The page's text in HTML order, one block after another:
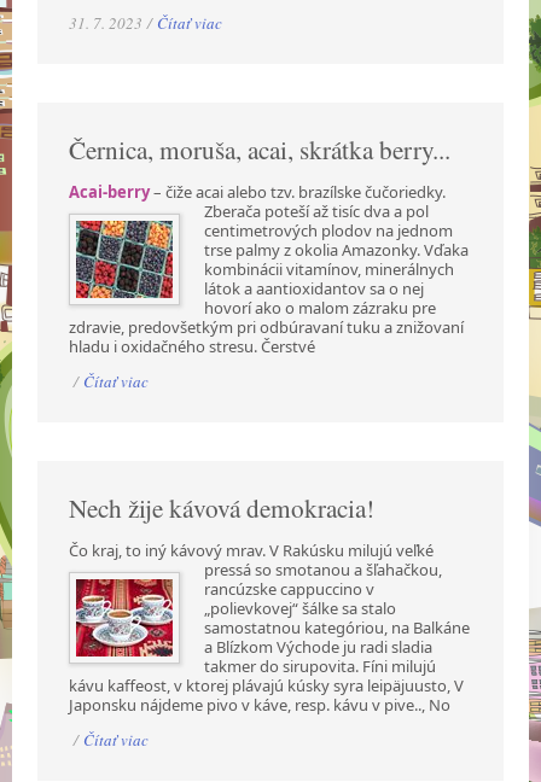
31. 7. 2023 / Čítať viac
Černica, moruša, acai, skrátka berry...
Acai-berry– čiže acai alebo tzv. brazílske čučoriedky.
Zberača poteší až tisíc dva a pol
centimetrových plodov na jednom
trse palmy z okolia Amazonky. Vďaka
kombinácii vitamínov, minerálnych
látok a aantioxidantov sa o nej
hovorí ako o malom zázraku pre
zdravie, predovšetkým pri odbúravaní tuku a znižovaní
hladu i oxidačného stresu. Čerstvé
/ Čítať viac
Nech žije kávová demokracia!
Čo kraj, to iný kávový mrav. V Rakúsku milujú veľké
pressá so smotanou a šľahačkou,
rancúzske cappuccino v
„polievkovej“ šálke sa stalo
samostatnou kategóriou, na Balkáne
a Blízkom Východe ju radi sladia
takmer do sirupovita. Fíni milujú
kávu kaffeost, v ktorej plávajú kúsky syra leipäjuusto, V
Japonsku nájdeme pivo v káve, resp. kávu v pive.., No
/ Čítať viac